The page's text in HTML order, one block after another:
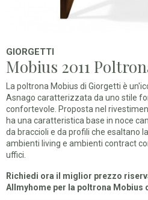
GIORGETTI
Mobius 2011
La poltrona Mobius di Giorgetti è
Asnago caratterizzata da uno stile
confortevole. Proposta nel
ha una caratteristica base in noce
da braccioli e da profili che esaltano
ambienti living e ambienti contract
uffici.
Richiedi ora il miglior prezzo
Allmyhome per la poltrona Mobius